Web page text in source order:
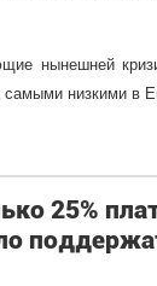
нынешней
самыми низкими в
25%